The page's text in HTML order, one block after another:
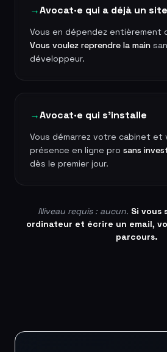
→Avocat·e qui a déjà un site
Vous en dépendez entièrement
Vous voulez reprendre la main
développeur.
→Avocat·e qui s'installe
Vous démarrez votre cabinet et
présence en ligne pro sans
dès le premier jour.
Niveau requis : aucun. Si vous
ordinateur et écrire un email,
parcours.